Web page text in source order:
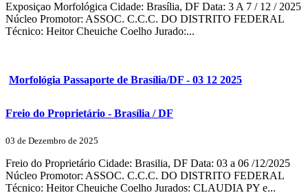
Exposiçao Morfológica Cidade: Brasília, DF Data: 3 A 7 / 12 / 2025
Núcleo Promotor: ASSOC. C.C.C. DO DISTRITO FEDERAL
Técnico: Heitor Cheuiche Coelho Jurado:...
Morfológia Passaporte de Brasília/DF - 03 12 2025
Freio do Proprietário - Brasília / DF
03 de Dezembro de 2025
Freio do Proprietário Cidade: Brasilia, DF Data: 03 a 06 /12/2025
Núcleo Promotor: ASSOC. C.C.C. DO DISTRITO FEDERAL
Técnico: Heitor Cheuiche Coelho Jurados: CLAUDIA PY e...